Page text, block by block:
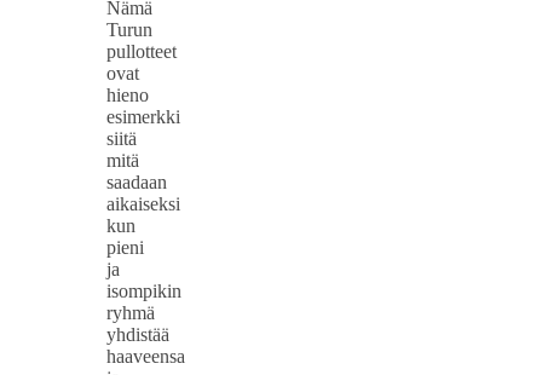
Nämä
Turun
pullotteet
ovat
hieno
esimerkki
siitä
mitä
saadaan
aikaiseksi
kun
pieni
ja
isompikin
ryhmä
yhdistää
haaveensa